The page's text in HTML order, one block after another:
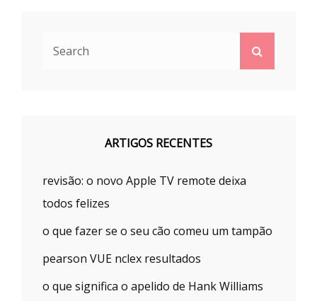
ARTIGOS RECENTES
revisão: o novo Apple TV remote deixa
todos felizes
o que fazer se o seu cão comeu um tampão
pearson VUE nclex resultados
o que significa o apelido de Hank Williams